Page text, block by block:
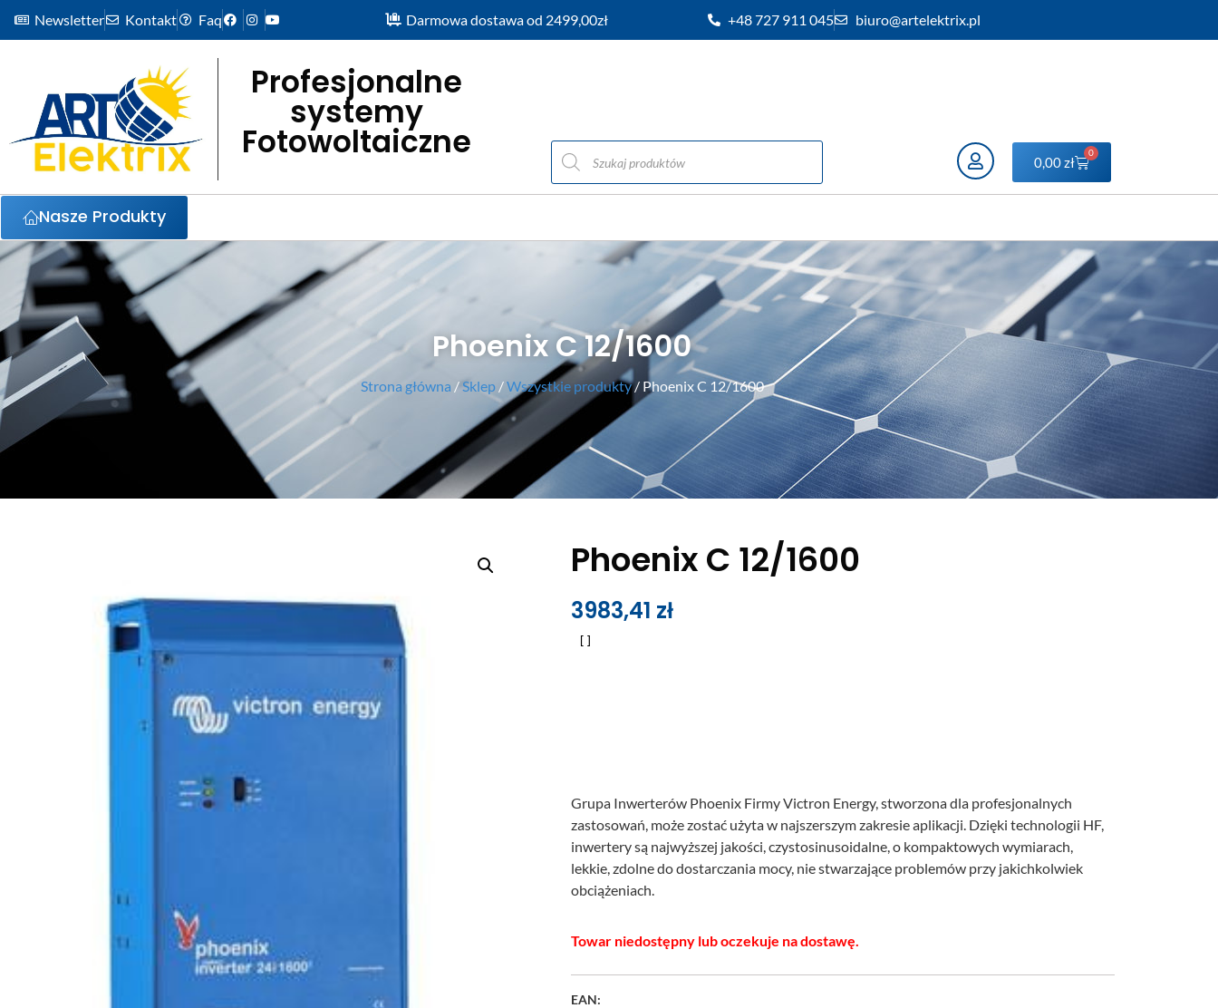
Newsletter Kontakt Faq Darmowa dostawa od 2499,00zł +48 727 911 045 biuro@artelektrix.pl
Profesjonalne
systemy
Fotowoltaiczne 0,00zł
0
Nasze Produkty
Phoenix C 12/1600
Strona główna /Sklep/Wszystkie produkty/ Phoenix C 12/1600
Phoenix C 12/1600
3983,41 zł
Grupa Inwerterów Phoenix Firmy Victron Energy, stworzona dla profesjonalnych
zastosowań, może zostać użyta w najszerszym zakresie aplikacji. Dzięki technologii HF,
inwertery są najwyższej jakości, czystosinusoidalne, o kompaktowych wymiarach,
lekkie, zdolne do dostarczania mocy, nie stwarzające problemów przy jakichkolwiek
obciążeniach.
Towar niedostępny lub oczekuje na dostawę.
EAN: